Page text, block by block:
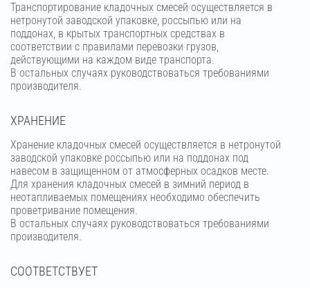
Транспортирование кладочных смесей осуществляется в
нетронутой заводской упаковке, россыпью или на
поддонах, в крытых транспортных средствах в
соответствии с правилами перевозки грузов,
действующими на каждом виде транспорта.
В остальных случаях руководствоваться требованиями
производителя.
ХРАНЕНИЕ
Хранение кладочных смесей осуществляется в нетронутой
заводской упаковке россыпью или на поддонах под
навесом в защищенном от атмосферных осадков месте.
Для хранения кладочных смесей в зимний период в
неотапливаемых помещениях необходимо обеспечить
проветривание помещения.
В остальных случаях руководствоваться требованиями
производителя.
СООТВЕТСТВУЕТ